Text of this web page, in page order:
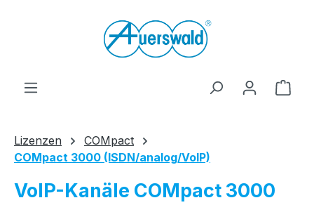
Zum Hauptinhalt springen
Lizenzen
COMpact
COMpact 3000 (ISDN/analog/VoIP)
VoIP-Kanäle COMpact 3000